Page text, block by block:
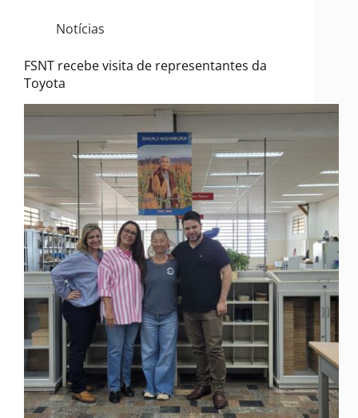
Notícias
FSNT recebe visita de representantes da
Toyota